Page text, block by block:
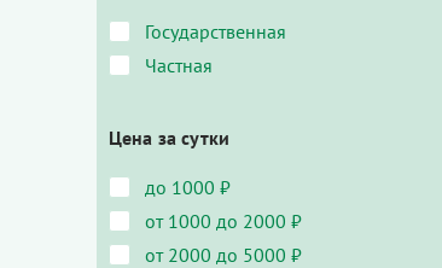
Государственная
Частная
Цена за сутки
до 1000 ₽
от 1000 до 2000 ₽
от 2000 до 5000 ₽